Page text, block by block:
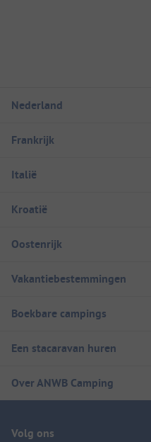
Nederland
Frankrijk
Italië
Kroatië
Oostenrijk
Vakantiebestemmingen
Boekbare campings
Een stacaravan huren
Over ANWB Camping
Volg ons